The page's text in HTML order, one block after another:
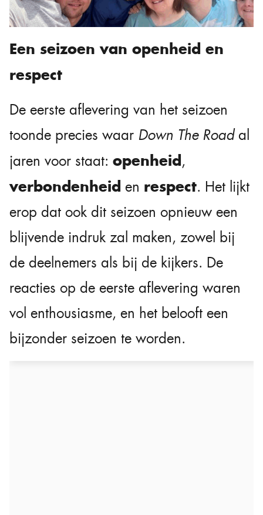
Een seizoen van openheid en
respect
De eerste aflevering van het seizoen
toonde precies waar Down The Roadal
jaren voor staat: openheid,
verbondenheid en respect. Het lijkt
erop dat ook dit seizoen opnieuw een
blijvende indruk zal maken, zowel bij
de deelnemers als bij de kijkers. De
reacties op de eerste aflevering waren
vol enthousiasme, en het belooft een
bijzonder seizoen te worden.